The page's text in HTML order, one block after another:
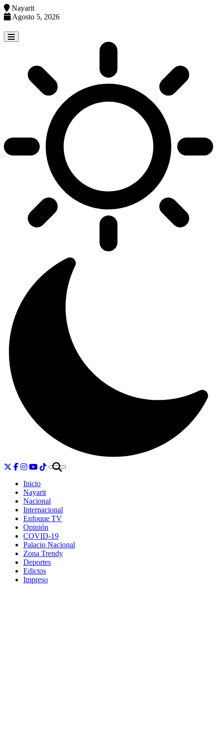
Nayarit
Agosto 5, 2026
to
content
Inicio
Nayarit
Nacional
Internacional
Enfoque TV
Opinión
COVID-19
Palacio Nacional
Zona Trendy
Deportes
Edictos
Impreso